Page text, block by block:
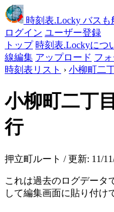
時刻表.Locky バスも
ログイン ユーザー登録
トップ 時刻表.Lockyにつ
線編集 アップロード フ
時刻表リスト › 小柳町二
小柳町二丁目
行
押立町ルート / 更新: 11/
これは過去のログデータ
して編集画面に貼り付け